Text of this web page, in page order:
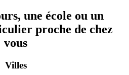
une école ou un
proche de chez
vous
Villes